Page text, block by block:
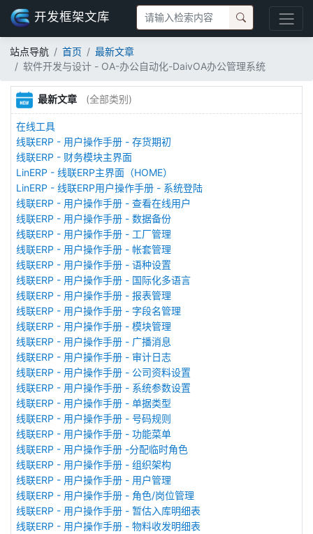
开发框架文库
站点导航 首页
最新文章
软件开发与设计 - OA-办公自动化-DaivOA办公管理系统
最新文章 (全部类别)
在线工具
线联ERP - 用户操作手册 - 存货期初
线联ERP - 财务模块主界面
LinERP - 线联ERP主界面（HOME）
LinERP - 线联ERP用户操作手册 - 系统登陆
线联ERP - 用户操作手册 - 查看在线用户
线联ERP - 用户操作手册 - 数据备份
线联ERP - 用户操作手册 - 工厂管理
线联ERP - 用户操作手册 - 帐套管理
线联ERP - 用户操作手册 - 语种设置
线联ERP - 用户操作手册 - 国际化多语言
线联ERP - 用户操作手册 - 报表管理
线联ERP - 用户操作手册 - 字段名管理
线联ERP - 用户操作手册 - 模块管理
线联ERP - 用户操作手册 - 广播消息
线联ERP - 用户操作手册 - 审计日志
线联ERP - 用户操作手册 - 公司资料设置
线联ERP - 用户操作手册 - 系统参数设置
线联ERP - 用户操作手册 - 单据类型
线联ERP - 用户操作手册 - 号码规则
线联ERP - 用户操作手册 - 功能菜单
线联ERP - 用户操作手册 -分配临时角色
线联ERP - 用户操作手册 - 组织架构
线联ERP - 用户操作手册 - 用户管理
线联ERP - 用户操作手册 - 角色/岗位管理
线联ERP - 用户操作手册 - 暂估入库明细表
线联ERP - 用户操作手册 - 物料收发明细表